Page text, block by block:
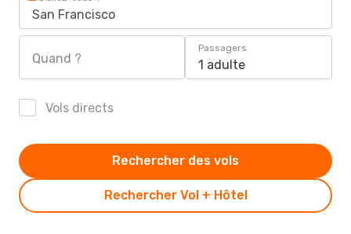
San Francisco
Quand ?
Passagers
1 adulte
Vols directs
Rechercher Vol + Hôtel
Rechercher des vols